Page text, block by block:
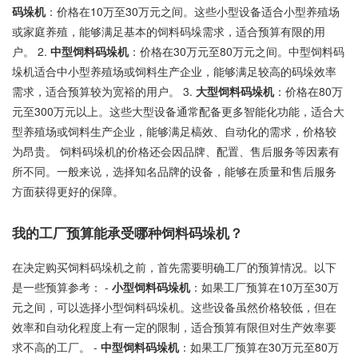
码垛机：价格在10万至30万元之间。这些小型设备适合小型养殖场
或家庭养殖，能够满足基本的饲料码垛需求，适合预算有限的用
户。 2. 中型饲料码垛机：价格在30万元至80万元之间。中型饲料码
垛机适合中小型养殖场或饲料生产企业，能够满足较高的码垛效率
需求，适合预算较为宽裕的用户。 3. 大型饲料码垛机：价格在80万
元至300万元以上。这些大型设备通常配备更多智能化功能，适合大
型养殖场或饲料生产企业，能够满足槁效、自动化的需求，价格较
为昂贵。 饲料码垛机的价格还会因品牌、配置、售后服务等因素有
所不同。一般来说，选择知名品牌的设备，能够在质量和售后服务
方面获得更好的保障。
我的工厂预算能承受哪种饲料码垛机？
在决定购买饲料码垛机之前，首先需要明确工厂的预算情况。以下
是一些预算参考： - 小型饲料码垛机：如果工厂预算在10万至30万
元之间，可以选择小型饲料码垛机。这些设备虽然价格较低，但在
效率和自动化程度上有一定的限制，适合预算有限但对生产效率要
求不高的工厂。 - 中型饲料码垛机：如果工厂预算在30万元至80万